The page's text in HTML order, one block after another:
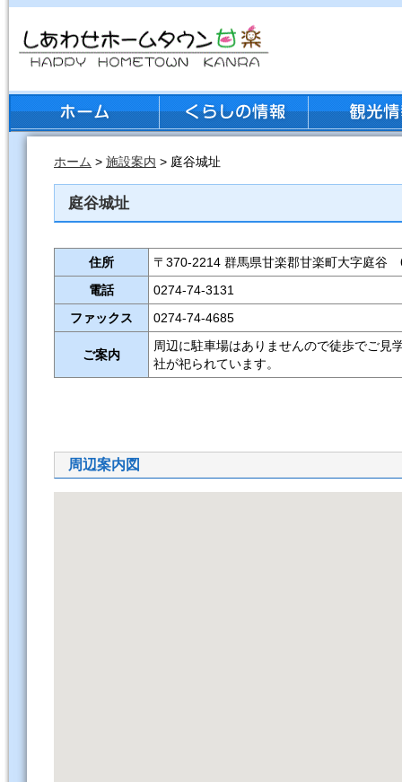
ホーム > 施設案内 > 庭谷城址
庭谷城址
住所
〒370-2214 群馬県甘楽郡甘楽町大字庭谷
電話
0274-74-3131
ファックス
0274-74-4685
ご案内
周辺に駐車場はありませんので徒歩でご見
社が祀られています。
周辺案内図